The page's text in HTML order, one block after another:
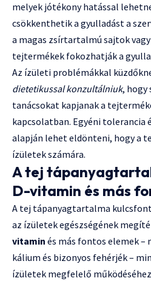
melyek jótékony hatással
csökkenthetik a gyulladást a
a magas zsírtartalmú sajtok
tejtermékek fokozhatják a
Az ízületi problémákkal
dietetikussal konzultálniuk, hogy
tanácsokat kapjanak a
kapcsolatban. Egyéni tolerancia
alapján lehet eldönteni, hogy a
ízületek számára.
A tej
D-vitamin és más
A tej tápanyagtartalma
az ízületek egészségének
vitamin és más fontos elemek –
kálium és bizonyos fehérjék –
ízületek megfelelő